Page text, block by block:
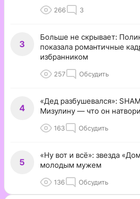
266 3
3
Больше не скрывает:
показала романтичные
избранником
257 Обсудить
4
«Дед разбушевался»:
Мизулину — что он
163 Обсудить
5
«Ну вот и всё»: звезда
молодым мужем
136 Обсудить